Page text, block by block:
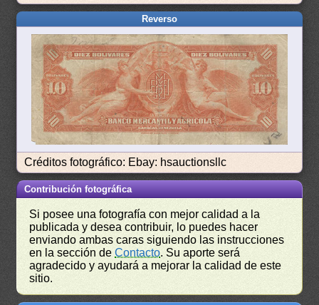
Reverso
Créditos fotográfico: Ebay: hsauctionsllc
Contribución fotográfica
Si posee una fotografía con mejor calidad a la
publicada y desea contribuir, lo puedes hacer
enviando ambas caras siguiendo las instrucciones
en la sección deContacto. Su aporte será
agradecido y ayudará a mejorar la calidad de este
sitio.